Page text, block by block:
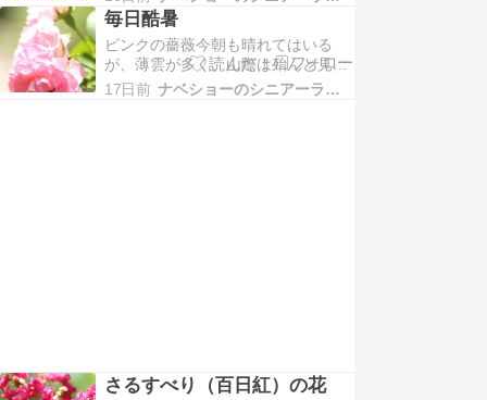
いる。梅雨も明けて、暑い真…
る。真夏に咲く花としては、ミゾハ
ギや百日草、、他にはなかなか無い
ね。今日も3３～３５℃の酷暑日青
空は見えず、、、うっすらと曇った
うっとうしい空。タンク山へ登った
毎日酷暑
ピンクの薔薇今朝も晴れてはいる
が、薄雲が多く、山際は殆んど見え
ず。暑い暑い、、、風も無い。タン
17日前 ナベショーのシニアーライフP８０
さるすべり（百日紅）の花